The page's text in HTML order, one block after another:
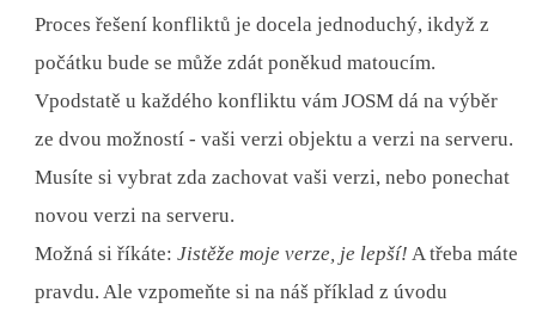
Proces řešení konfliktů je docela jednoduchý, ikdyž z
počátku bude se může zdát poněkud matoucím.
Vpodstatě u každého konfliktu vám JOSM dá na výběr
ze dvou možností - vaši verzi objektu a verzi na serveru.
Musíte si vybrat zda zachovat vaši verzi, nebo ponechat
novou verzi na serveru.
Možná si říkáte:Jistěže moje verze, je lepší! A třeba máte
pravdu. Ale vzpomeňte si na náš příklad z úvodu